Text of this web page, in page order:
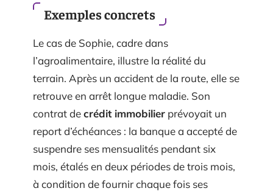
Exemples concrets
Le cas de Sophie, cadre dans
l’agroalimentaire, illustre la réalité du
terrain. Après un accident de la route, elle se
retrouve en arrêt longue maladie. Son
contrat decrédit immobilier prévoyait un
report d’échéances : la banque a accepté de
suspendre ses mensualités pendant six
mois, étalés en deux périodes de trois mois,
à condition de fournir chaque fois ses